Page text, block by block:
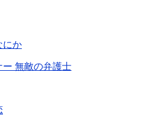
にか
ー 無敵の弁護士